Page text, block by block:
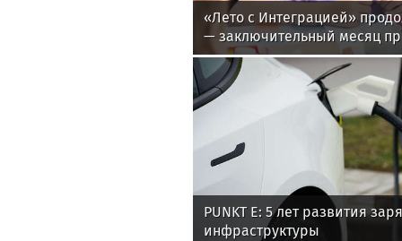
«Лето с Интеграцией»
— заключительный месяц
PUNKT E: 5 лет развития
инфраструктуры